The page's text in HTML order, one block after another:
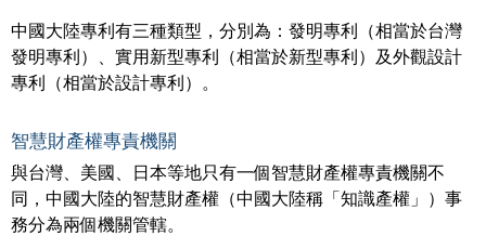
中國大陸專利有三種類型，分別為：發明專利（相當於台灣
發明專利）、實用新型專利（相當於新型專利）及外觀設計
專利（相當於設計專利）。
智慧財產權專責機關
與台灣、美國、日本等地只有一個智慧財產權專責機關不
同，中國大陸的智慧財產權（中國大陸稱「知識產權」）事
務分為兩個機關管轄。